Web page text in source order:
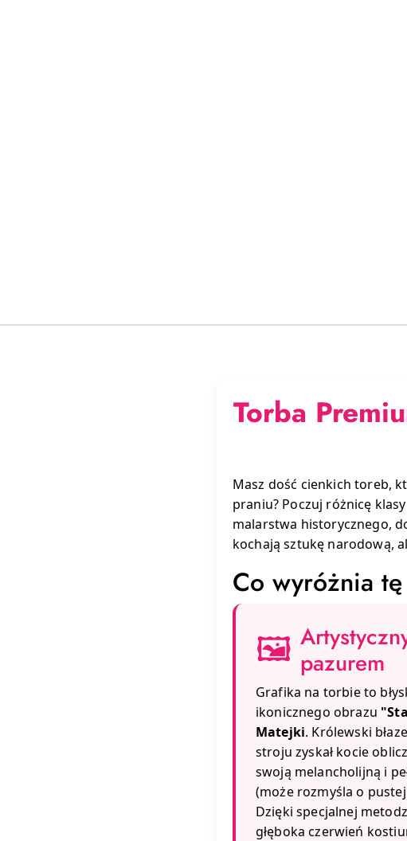
Torba
Masz dość cienkich toreb,
praniu? Poczuj różnicę klasy
malarstwa historycznego,
kochają sztukę narodową,
Co wyróżnia
🖼️ pazurem
Grafika na torbie to
ikonicznego obrazu
Matejki. Królewski
stroju zyskał kocie
swoją melancholijną i
(może rozmyśla o pustej
Dzięki specjalnej
głęboka czerwień